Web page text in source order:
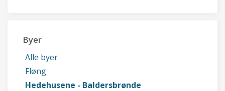
Byer
Alle byer
Fløng
Hedehusene - Baldersbrønde